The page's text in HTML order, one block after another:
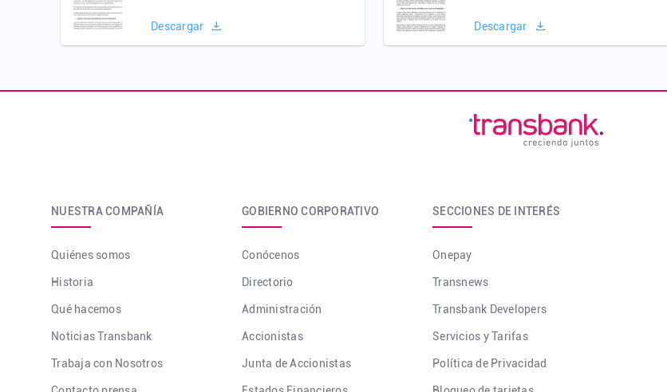
Descargar Descargar
NUESTRA COMPAÑÍA
Quiénes somos
Historia
Qué hacemos
Noticias Transbank
Trabaja con Nosotros
GOBIERNO CORPORATIVO
Conócenos
Directorio
Administración
Accionistas
Junta de Accionistas
SECCIONES DE INTERÉS
Onepay
Transnews
Transbank Developers
Servicios y Tarifas
Política de Privacidad